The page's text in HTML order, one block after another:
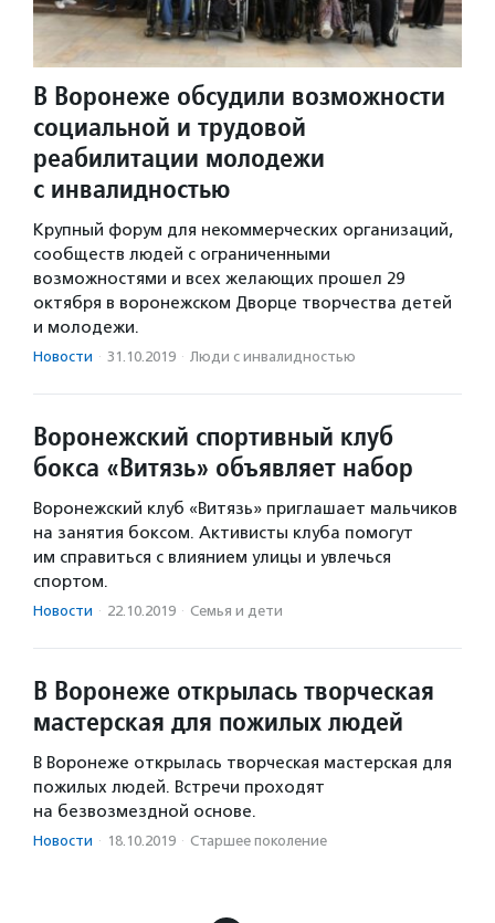
В Воронеже обсудили возможности
социальной и трудовой
реабилитации молодежи
с инвалидностью
Крупный форум для некоммерческих организаций,
сообществ людей с ограниченными
возможностями и всех желающих прошел 29
октября в воронежском Дворце творчества детей
и молодежи.
Новости · 31.10.2019 · Люди с инвалидностью
Воронежский спортивный клуб
бокса «Витязь» объявляет набор
Воронежский клуб «Витязь» приглашает мальчиков
на занятия боксом. Активисты клуба помогут
им справиться с влиянием улицы и увлечься
спортом.
Новости · 22.10.2019 · Семья и дети
В Воронеже открылась творческая
мастерская для пожилых людей
В Воронеже открылась творческая мастерская для
пожилых людей. Встречи проходят
на безвозмездной основе.
Новости · 18.10.2019 · Старшее поколение